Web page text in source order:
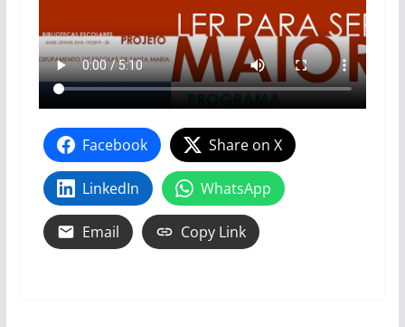
Facebook Share on X
LinkedIn WhatsApp
Email Copy Link